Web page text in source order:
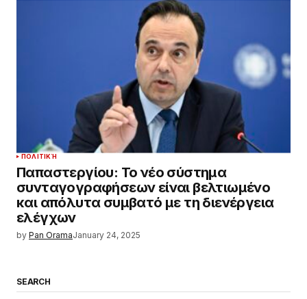
ΠΟΛΙΤΙΚΉ
Παπαστεργίου: Το νέο σύστημα
συνταγογραφήσεων είναι βελτιωμένο
και απόλυτα συμβατό με τη διενέργεια
ελέγχων
by Pan OramaJanuary 24, 2025
SEARCH